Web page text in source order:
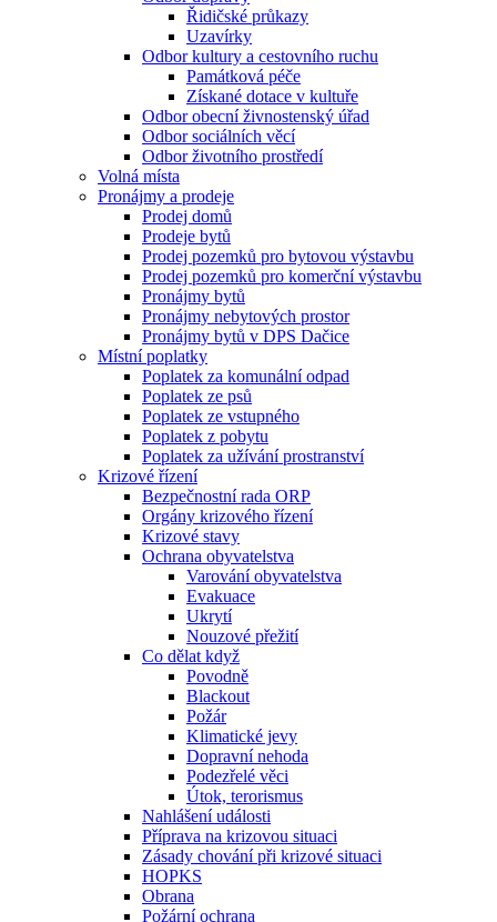
Řidičské průkazy
Uzavírky
Odbor kultury a cestovního ruchu
Památková péče
Získané dotace v kultuře
Odbor obecní živnostenský úřad
Odbor sociálních věcí
Odbor životního prostředí
Volná místa
Pronájmy a prodeje
Prodej domů
Prodeje bytů
Prodej pozemků pro bytovou výstavbu
Prodej pozemků pro komerční výstavbu
Pronájmy bytů
Pronájmy nebytových prostor
Pronájmy bytů v DPS Dačice
Místní poplatky
Poplatek za komunální odpad
Poplatek ze psů
Poplatek ze vstupného
Poplatek z pobytu
Poplatek za užívání prostranství
Krizové řízení
Bezpečnostní rada ORP
Orgány krizového řízení
Krizové stavy
Ochrana obyvatelstva
Varování obyvatelstva
Evakuace
Ukrytí
Nouzové přežití
Co dělat když
Povodně
Blackout
Požár
Klimatické jevy
Dopravní nehoda
Podezřelé věci
Útok, terorismus
Nahlášení události
Příprava na krizovou situaci
Zásady chování při krizové situaci
HOPKS
Obrana
Požární ochrana